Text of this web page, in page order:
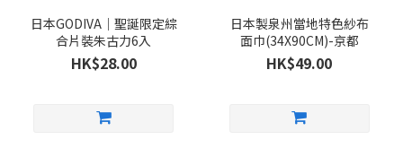
日本GODIVA｜聖誕限定綜
合片裝朱古力6入
HK$28.00
日本製泉州當地特色紗布
面巾(34X90CM)-京都
HK$49.00